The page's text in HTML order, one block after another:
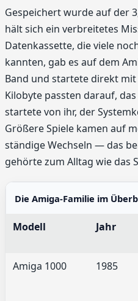
Gespeichert wurde auf der
hält sich ein verbreitetes
Datenkassette, die viele
kannten, gab es auf dem
Band und startete direkt
Kilobyte passten darauf,
startete von ihr, der
Größere Spiele kamen auf
ständige Wechseln — das
gehörte zum Alltag wie das
Die Amiga-Familie im
Modell Jahr
Amiga 1000
1985